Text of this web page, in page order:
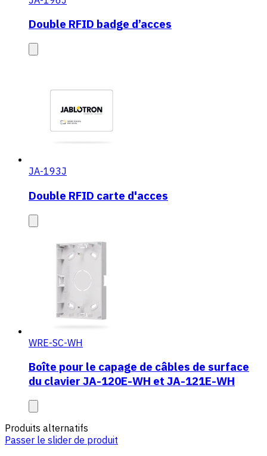
Double RFID badge d’acces
JA-193J
Double RFID carte d'acces
WRE-SC-WH
Boîte pour le capage de câbles de surface
du clavier JA-120E-WH et JA-121E-WH
Produits alternatifs
Passer le slider de produit